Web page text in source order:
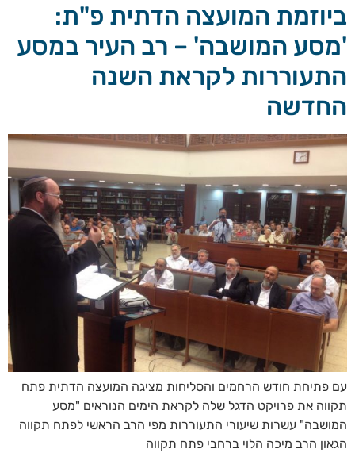
ביוזמת המועצה הדתית פ"ת:
'מסע המושבה' – רב העיר במסע
התעוררות לקראת השנה
החדשה
עם פתיחת חודש הרחמים והסליחות מציגה המועצה הדתית פתח
תקווה את פרויקט הדגל שלה לקראת הימים הנוראים "מסע
המושבה" עשרות שיעורי התעוררות מפי הרב הראשי לפתח תקווה
הגאון הרב מיכה הלוי ברחבי פתח תקווה